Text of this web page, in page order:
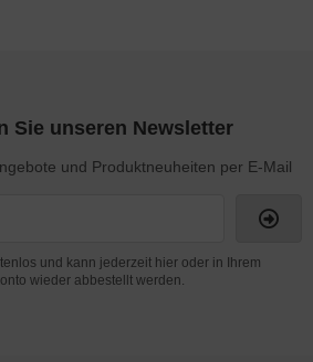
Sie unseren Newsletter
und Produktneuheiten per E-Mail
und kann jederzeit hier oder in Ihrem
wieder abbestellt werden.